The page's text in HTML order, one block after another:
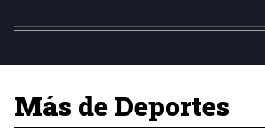
Más de Deportes